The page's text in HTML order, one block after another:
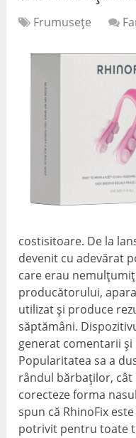
Frumuseţe
costisitoare. De la
devenit cu adevărat
care erau
producătorului,
utilizat și produce
săptămâni.
generat comentarii
Popularitatea sa a
rândul bărbaților, cât
corecteze forma
spun că RhinoFix
potrivit pentru toate